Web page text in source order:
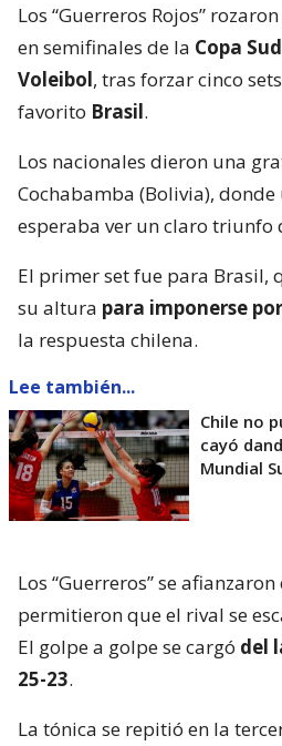
Los “Guerreros Rojos”
en semifinales de la Copa
Voleibol, tras forzar cinco
favorito Brasil.
Los nacionales dieron una
Cochabamba (Bolivia),
esperaba ver un claro triunfo
El primer set fue para Brasil,
su altura para imponerse
la respuesta chilena.
Lee también...
Chile no
cayó
Mundial
Los “Guerreros” se
permitieron que el rival se
El golpe a golpe se cargó del
25-23.
La tónica se repitió en la